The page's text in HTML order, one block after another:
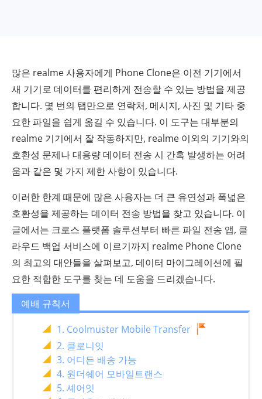
많은 realme 사용자에게 Phone Clone은 이전 기기에서
새 기기로 데이터를 편리하게 전송할 수 있는 방법을 제공
합니다. 몇 번의 탭만으로 연락처, 메시지, 사진 및 기타 중
요한 파일을 쉽게 옮길 수 있습니다. 이 도구는 대부분의
realme 기기에서 잘 작동하지만, realme 이외의 기기와의
호환성 문제나 대용량 데이터 전송 시 간혹 발생하는 어려
움과 같은 몇 가지 제한 사항이 있습니다.
이러한 한계 때문에 많은 사용자는 더 큰 유연성과 폭넓은
호환성을 제공하는 데이터 전송 방법을 찾고 있습니다. 이
글에서는 크로스 플랫폼 솔루션부터 빠른 파일 전송 앱, 클
라우드 백업 서비스에 이르기까지 realme Phone Clone
의 최고의 대안들을 살펴보고, 데이터 마이그레이션에 필
요한 적합한 도구를 찾는 데 도움을 드리겠습니다.
예배 규칙서
1. Coolmuster Mobile Transfer
2. 클로니잇
3. 어디든 배송 가능
4. 원더쉐어 모바일트랜스
5. 셰어잇